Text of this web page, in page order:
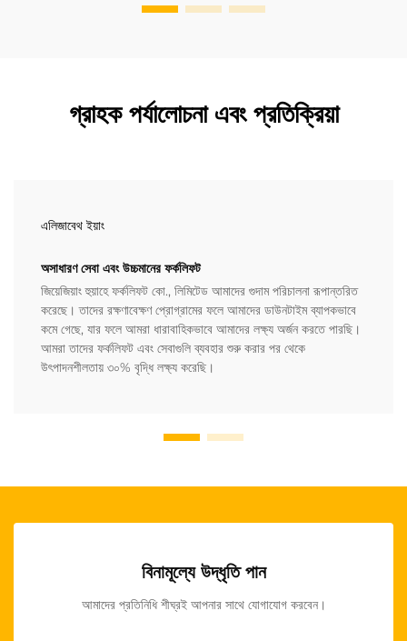
গ্রাহক পর্যালোচনা এবং প্রতিক্রিয়া
এলিজাবেথ ইয়াং
অসাধারণ সেবা এবং উচ্চমানের ফর্কলিফট
জিয়েজিয়াং হুয়াহে ফর্কলিফট কো., লিমিটেড আমাদের গুদাম পরিচালনা রূপান্তরিত
করেছে। তাদের রক্ষণাবেক্ষণ প্রোগ্রামের ফলে আমাদের ডাউনটাইম ব্যাপকভাবে
কমে গেছে, যার ফলে আমরা ধারাবাহিকভাবে আমাদের লক্ষ্য অর্জন করতে পারছি।
আমরা তাদের ফর্কলিফট এবং সেবাগুলি ব্যবহার শুরু করার পর থেকে
উৎপাদনশীলতায় ৩০% বৃদ্ধি লক্ষ্য করেছি।
বিনামূল্যে উদ্ধৃতি পান
আমাদের প্রতিনিধি শীঘ্রই আপনার সাথে যোগাযোগ করবেন।